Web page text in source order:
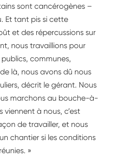
sont cancérogènes –
Et tant pis si cette
et des répercussions sur
nous travaillions pour
communes,
là, nous avons dû nous
décrit le gérant. Nous
marchons au bouche-à-
viennent à nous, c’est
de travailler, et nous
chantier si les conditions
»